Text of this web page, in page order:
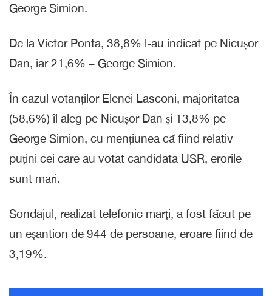
George Simion.
De la Victor Ponta, 38,8% l-au indicat pe Nicușor
Dan, iar 21,6% – George Simion.
În cazul votanților Elenei Lasconi, majoritatea
(58,6%) îl aleg pe Nicușor Dan și 13,8% pe
George Simion, cu mențiunea că fiind relativ
puțini cei care au votat candidata USR, erorile
sunt mari.
Sondajul, realizat telefonic marți, a fost făcut pe
un eșantion de 944 de persoane, eroare fiind de
3,19%.